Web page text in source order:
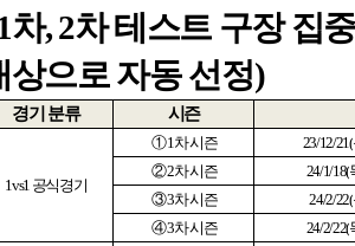
차, 2차 테스트 구장 집
상으로 자동 선정)
경기 분류 시즌
1vs1 공식경기
①1차 시즌 23/12/21(
②2차 시즌 24/1/18(
③3차 시즌 24/2/22(
④3차 시즌 24/2/22(